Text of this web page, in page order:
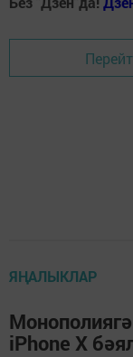
ЯҢАЛЫКЛАР
iPhone X